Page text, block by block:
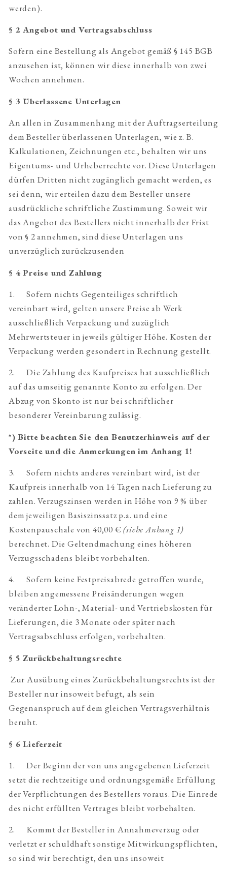
werden).
§ 2 Angebot und Vertragsabschluss
Sofern eine Bestellung als Angebot gemäß § 145 BGB
anzusehen ist, können wir diese innerhalb von zwei
Wochen annehmen.
§ 3 Überlassene Unterlagen
An allen in Zusammenhang mit der Auftragserteilung
dem Besteller überlassenen Unterlagen, wie z. B.
Kalkulationen, Zeichnungen etc., behalten wir uns
Eigentums- und Urheberrechte vor. Diese Unterlagen
dürfen Dritten nicht zugänglich gemacht werden, es
sei denn, wir erteilen dazu dem Besteller unsere
ausdrückliche schriftliche Zustimmung. Soweit wir
das Angebot des Bestellers nicht innerhalb der Frist
von § 2 annehmen, sind diese Unterlagen uns
unverzüglich zurückzusenden
§ 4 Preise und Zahlung
1. Sofern nichts Gegenteiliges schriftlich
vereinbart wird, gelten unsere Preise ab Werk
ausschließlich Verpackung und zuzüglich
Mehrwertsteuer in jeweils gültiger Höhe. Kosten der
Verpackung werden gesondert in Rechnung gestellt.
2. Die Zahlung des Kaufpreises hat ausschließlich
auf das umseitig genannte Konto zu erfolgen. Der
Abzug von Skonto ist nur bei schriftlicher
besonderer Vereinbarung zulässig.
*) Bitte beachten Sie den Benutzerhinweis auf der
Vorseite und die Anmerkungen im Anhang 1!
3. Sofern nichts anderes vereinbart wird, ist der
Kaufpreis innerhalb von 14 Tagen nach Lieferung zu
zahlen. Verzugszinsen werden in Höhe von 9 % über
dem jeweiligen Basiszinssatz p.a. und eine
Kostenpauschale von 40,00 €(siehe Anhang 1)
berechnet. Die Geltendmachung eines höheren
Verzugsschadens bleibt vorbehalten.
4. Sofern keine Festpreisabrede getroffen wurde,
bleiben angemessene Preisänderungen wegen
veränderter Lohn-, Material- und Vertriebskosten für
Lieferungen, die 3 Monate oder später nach
Vertragsabschluss erfolgen, vorbehalten.
§ 5 Zurückbehaltungsrechte
Zur Ausübung eines Zurückbehaltungsrechts ist der
Besteller nur insoweit befugt, als sein
Gegenanspruch auf dem gleichen Vertragsverhältnis
beruht.
§ 6 Lieferzeit
1. Der Beginn der von uns angegebenen Lieferzeit
setzt die rechtzeitige und ordnungsgemäße Erfüllung
der Verpflichtungen des Bestellers voraus. Die Einrede
des nicht erfüllten Vertrages bleibt vorbehalten.
2. Kommt der Besteller in Annahmeverzug oder
verletzt er schuldhaft sonstige Mitwirkungspflichten,
so sind wir berechtigt, den uns insoweit